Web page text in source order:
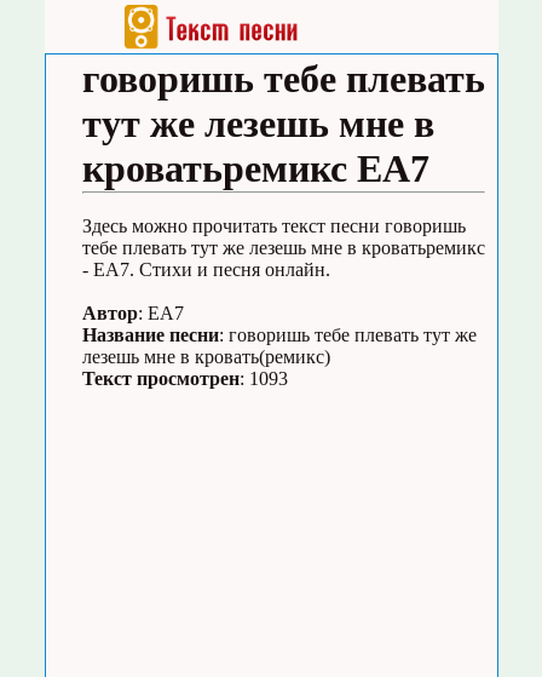
говоришь тебе плевать
тут же лезешь мне в
кроватьремикс EA7
Здесь можно прочитать текст песни говоришь
тебе плевать тут же лезешь мне в кроватьремикс
- EA7. Стихи и песня онлайн.
Автор: EA7
Название песни: говоришь тебе плевать тут же
лезешь мне в кровать(ремикс)
Текст просмотрен: 1093